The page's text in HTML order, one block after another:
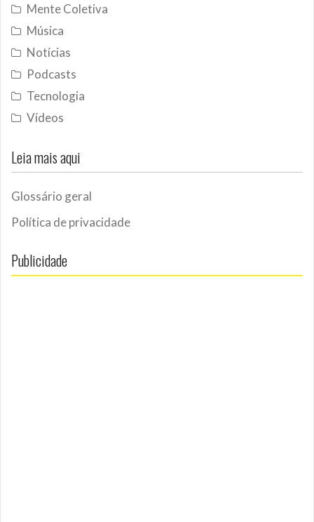
Mente Coletiva
Música
Notícias
Podcasts
Tecnologia
Vídeos
Leia mais aqui
Glossário geral
Política de privacidade
Publicidade